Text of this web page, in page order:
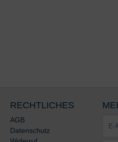
RECHTLICHES
AGB
Datenschutz
Mail-